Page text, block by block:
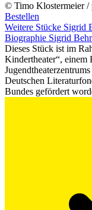
© Timo Klostermeier /
Bestellen
Weitere Stücke Sigrid
Biographie Sigrid
Dieses Stück ist im
Kindertheater“, einem
Deutschen
Bundes gefördert